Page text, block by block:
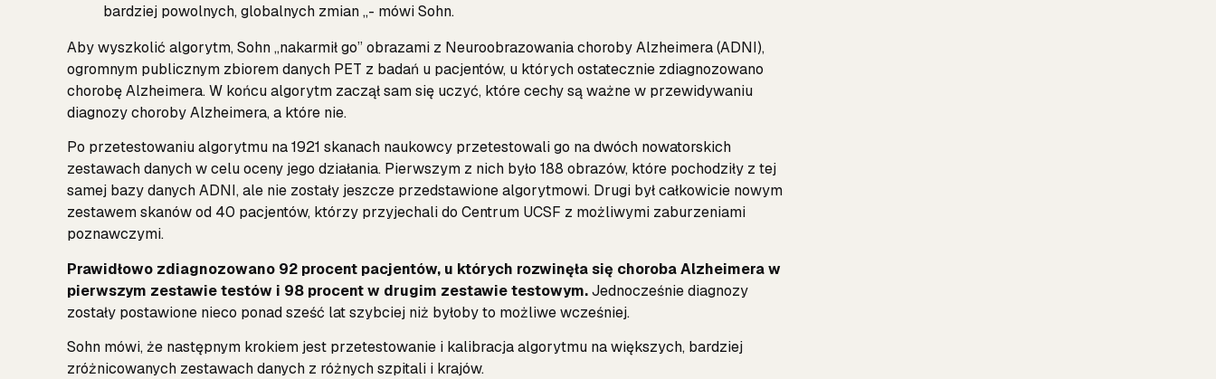
bardziej powolnych, globalnych zmian „- mówi Sohn.
Aby wyszkolić algorytm, Sohn „nakarmił go” obrazami z Neuroobrazowania choroby Alzheimera (ADNI),
ogromnym publicznym zbiorem danych PET z badań u pacjentów, u których ostatecznie zdiagnozowano
chorobę Alzheimera. W końcu algorytm zaczął sam się uczyć, które cechy są ważne w przewidywaniu
diagnozy choroby Alzheimera, a które nie.
Po przetestowaniu algorytmu na 1921 skanach naukowcy przetestowali go na dwóch nowatorskich
zestawach danych w celu oceny jego działania. Pierwszym z nich było 188 obrazów, które pochodziły z tej
samej bazy danych ADNI, ale nie zostały jeszcze przedstawione algorytmowi. Drugi był całkowicie nowym
zestawem skanów od 40 pacjentów, którzy przyjechali do Centrum UCSF z możliwymi zaburzeniami
poznawczymi.
Prawidłowo zdiagnozowano 92 procent pacjentów, u których rozwinęła się choroba Alzheimera w
pierwszym zestawie testów i 98 procent w drugim zestawie testowym.Jednocześnie diagnozy
zostały postawione nieco ponad sześć lat szybciej niż byłoby to możliwe wcześniej.
Sohn mówi, że następnym krokiem jest przetestowanie i kalibracja algorytmu na większych, bardziej
zróżnicowanych zestawach danych z różnych szpitali i krajów.